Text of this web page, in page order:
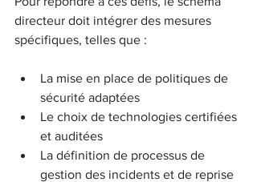
directeur doit intégrer des mesures
spécifiques, telles que :
La mise en place de politiques de
sécurité adaptées
Le choix de technologies certifiées
et auditées
La définition de processus de
gestion des incidents et de reprise